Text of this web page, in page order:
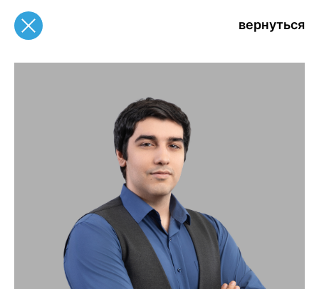
вернуться вернуться